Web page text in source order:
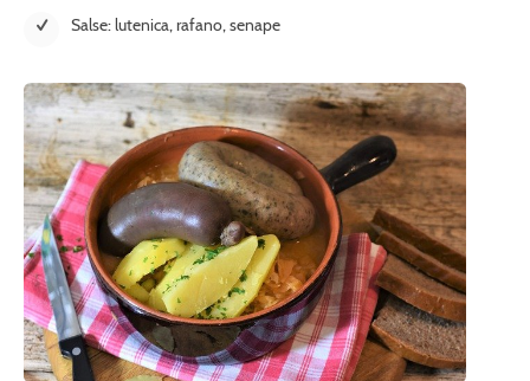
Salse: lutenica, rafano, senape